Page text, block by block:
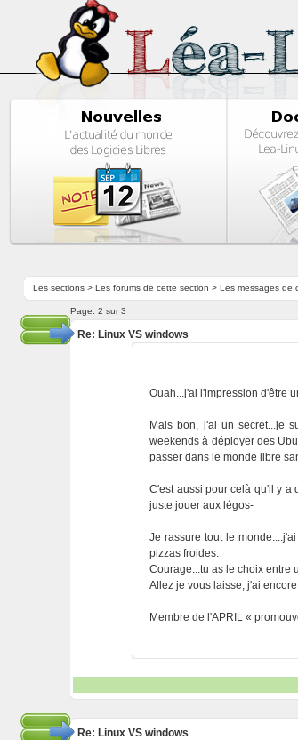
Les sections> Les forums de cette section > Les messages de
Page: 2 sur 3
Re: Linux VS windows
Ouah...j'ai l'impression d'être
Mais bon, j'ai un secret...je
weekends à déployer des
passer dans le monde libre
C'est aussi pour celà qu'il y a
juste jouer aux légos-
Je rassure tout le
pizzas froides.
Courage...tu as le choix entre
Allez je vous laisse, j'ai
Membre de l'APRIL «
Re: Linux VS windows